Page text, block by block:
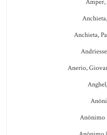
Anchieta,
Anerio,
Anônimo